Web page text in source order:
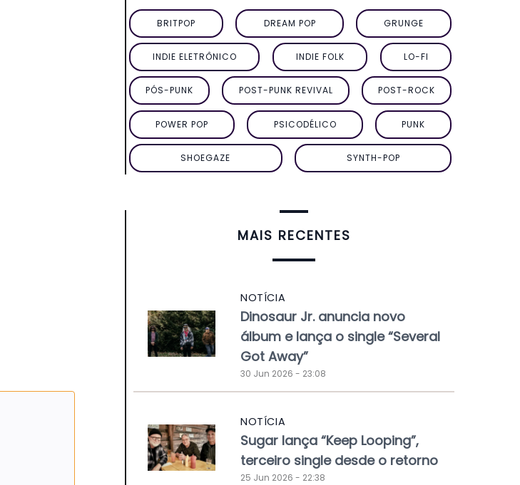
BRITPOP DREAM POP GRUNGE
INDIE ELETRÔNICO INDIE FOLK LO-FI
PÓS-PUNK POST-PUNK REVIVAL POST-ROCK
POWER POP PSICODÉLICO PUNK
SHOEGAZE SYNTH-POP
MAIS RECENTES
NOTÍCIA
Dinosaur Jr. anuncia novo
álbum e lança o single “Several
Got Away”
30 Jun 2026 - 23:08
NOTÍCIA
Sugar lança “Keep Looping”,
terceiro single desde o retorno
25 Jun 2026 - 22:38